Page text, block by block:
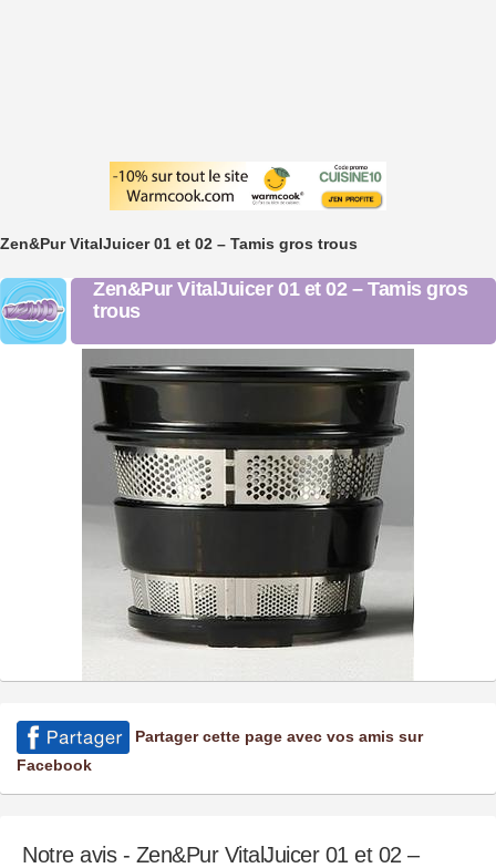
Zen&Pur VitalJuicer 01 et 02 – Tamis gros trous
Zen&Pur VitalJuicer 01 et 02 – Tamis gros
trous
Partager cette page avec vos amis sur
Facebook
Notre avis - Zen&Pur VitalJuicer 01 et 02 –